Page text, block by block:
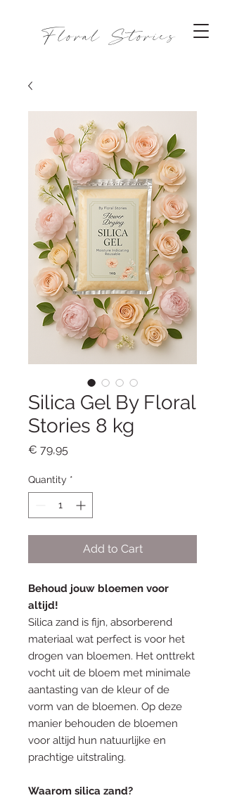
Floral Stories
Silica Gel By Floral
Stories 8 kg
€ 79,95Price
Quantity *
Add to Cart
Behoud jouw bloemen voor
altijd!
Silica zand is fijn, absorberend
materiaal wat perfect is voor het
drogen van bloemen. Het onttrekt
vocht uit de bloem met minimale
aantasting van de kleur of de
vorm van de bloemen. Op deze
manier behouden de bloemen
voor altijd hun natuurlijke en
prachtige uitstraling.
Waarom silica zand?